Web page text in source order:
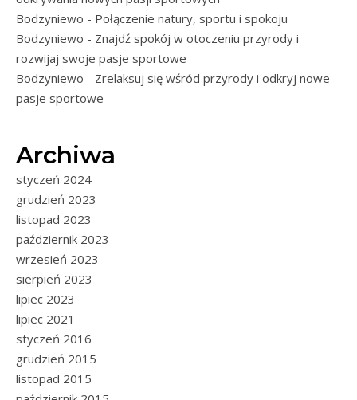
Bodzyniewo - Połączenie natury, sportu i spokoju
Bodzyniewo - Znajdź spokój w otoczeniu przyrody i
rozwijaj swoje pasje sportowe
Bodzyniewo - Zrelaksuj się wśród przyrody i odkryj nowe
pasje sportowe
Archiwa
styczeń 2024
grudzień 2023
listopad 2023
październik 2023
wrzesień 2023
sierpień 2023
lipiec 2023
lipiec 2021
styczeń 2016
grudzień 2015
listopad 2015